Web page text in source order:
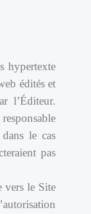
hypertexte
édités et
l’Éditeur.
le cas
pas
vers le Site